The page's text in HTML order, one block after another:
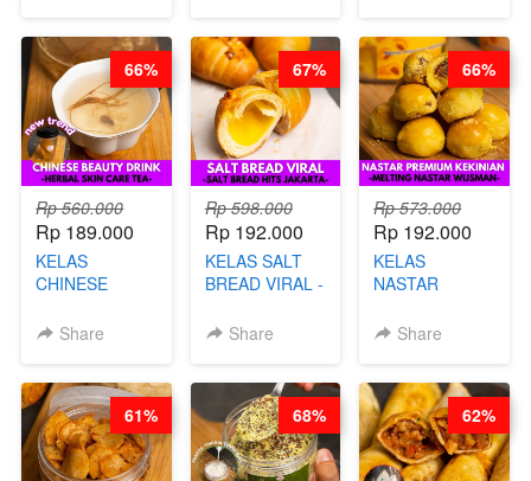
BY CHEF DITA
Rp 560.000
Rp 189.000
KELAS
CHINESE
- HERBAL SKIN
ARISUDANA
Share
66%
Rp 598.000
Rp 192.000
KELAS SALT
BREAD VIRAL -
HITS JAKARTA
Share
67%
Rp 573.000
Rp 192.000
KELAS
NASTAR
KEKINIAN -
WIJSMAN- BY
CHEF DITA
Share
66%
61% 68% 62%